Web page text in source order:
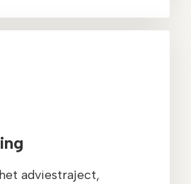
adviestraject,